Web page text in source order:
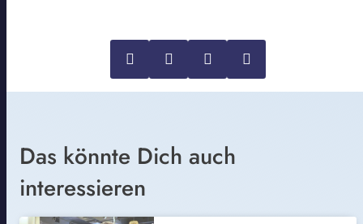
Das könnte Dich auch
interessieren